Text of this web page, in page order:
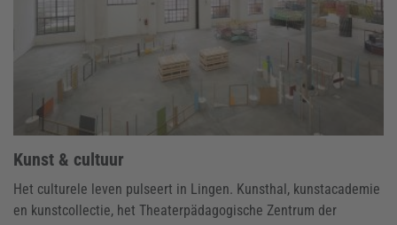
Kunst & cultuur
Het culturele leven pulseert in Lingen. Kunsthal, kunstacademie
en kunstcollectie, het Theaterpädagogische Zentrum der